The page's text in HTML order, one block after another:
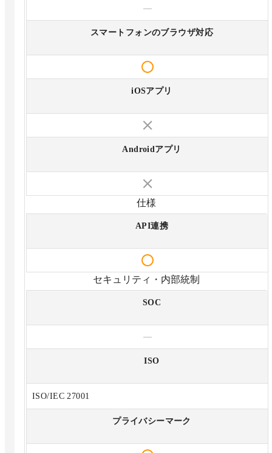
—
スマートフォンのブラウザ対応
iOSアプリ
Androidアプリ
仕様
API連携
セキュリティ・内部統制
SOC
—
ISO
ISO/IEC 27001
プライバシーマーク